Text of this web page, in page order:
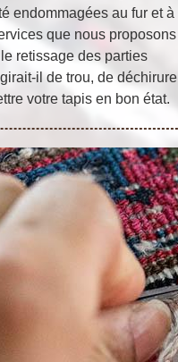
endommagées au fur et à
que nous proposons
retissage des parties
il de trou, de déchirure
votre tapis en bon état.